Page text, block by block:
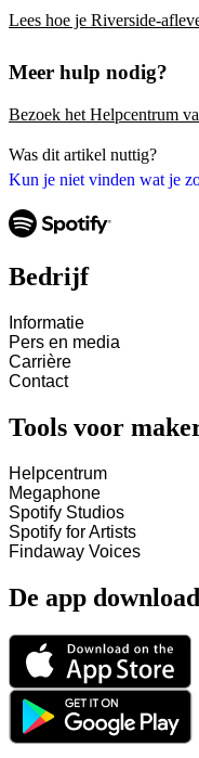
Kun je niet vinden wat je
Lees hoe je Riverside-
Meer hulp nodig?
Bezoek het Helpcentrum
Was dit artikel nuttig?
Bedrijf
Informatie
Pers en media
Carrière
Contact
Tools voor
Helpcentrum
Megaphone
Spotify Studios
Spotify for Artists
Findaway Voices
De app